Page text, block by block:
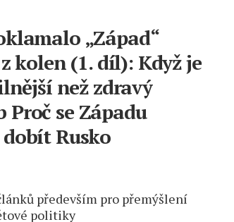
„Západ“
kolen (1. díl): Když je
než zdravý
Proč se Západu
Rusko
především pro přemýšlení
politiky